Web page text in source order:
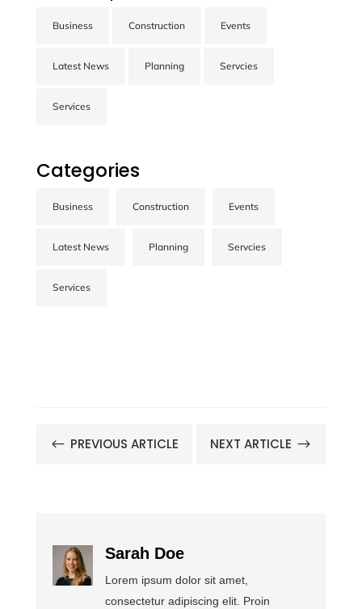
Contact us
consectetur diam. In rutrum, metus id laoreet
CONTACT US
Business Construction Events
Latest News Planning Servcies
Services
Categories
Business Construction Events
Latest News Planning Servcies
Services
# PREVIOUS ARTICLE NEXT ARTICLE $
Sarah Doe
Lorem ipsum dolor sit amet,
consectetur adipiscing elit. Proin